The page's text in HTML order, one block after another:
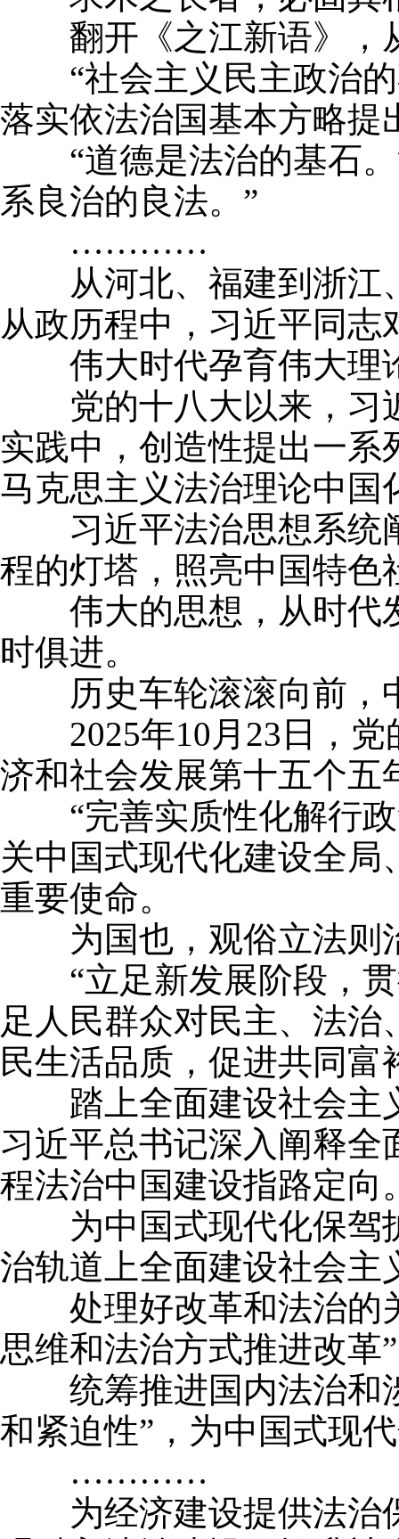
翻开《之江新语》，
“社会主义民主政治的
落实依法治国基本方略提
“道德是法治的基石。
系良治的良法。”
…………
从河北、福建到浙江
从政历程中，习近平同
伟大时代孕育伟大理
党的十八大以来，习近
实践中，创造性提出一
马克思主义法治理论中国
习近平法治思想系统阐
程的灯塔，照亮中国特色
伟大的思想，从时代发
时俱进。
历史车轮滚滚向前，
2025年10月23日，党
济和社会发展第十五个五
“完善实质性化解行政
关中国式现代化建设全局
重要使命。
为国也，观俗立法则
“立足新发展阶段，贯
足人民群众对民主、法
民生活品质，促进共同
踏上全面建设社会主义
习近平总书记深入阐释
程法治中国建设指路定向
为中国式现代化保驾
治轨道上全面建设社会主
处理好改革和法治的
思维和法治方式推进改革
统筹推进国内法治和
和紧迫性”，为中国式现
…………
为经济建设提供法治保